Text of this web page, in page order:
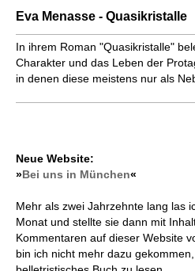
Eva Menasse - Quasikristalle
In ihrem Roman "Quasikristalle"
Charakter und das Leben der
in denen diese meistens nur als
Neue Website:
»Bei uns in München«
Mehr als zwei Jahrzehnte lang las
Monat und stellte sie dann mit
Kommentaren auf dieser Website
bin ich nicht mehr dazu